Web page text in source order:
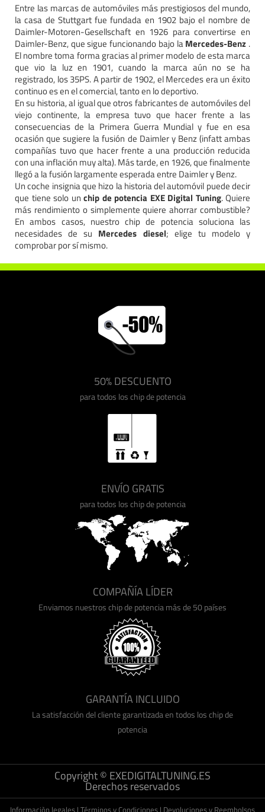
Entre las marcas de automóviles más prestigiosos del mundo,
la casa de Stuttgart fue fundada en 1902 bajo el nombre de
Daimler-Motoren-Gesellschaft en 1926 para convertirse en
Daimler-Benz, que sigue funcionando bajo laMercedes-Benz .
El nombre toma forma gracias al primer modelo de esta marca
que vio la luz en 1901, cuando la marca aún no se ha
registrado, los 35PS. A partir de 1902, el Mercedes era un éxito
continuo es en el comercial, tanto en lo deportivo.
En su historia, al igual que otros fabricantes de automóviles del
viejo continente, la empresa tuvo que hacer frente a las
consecuencias de la Primera Guerra Mundial y fue en esa
ocasión que sugiere la fusión de Daimler y Benz (infatt ambas
compañías tuvo que hacer frente a una producción reducida
con una inflación muy alta). Más tarde, en 1926, que finalmente
llegó a la fusión largamente esperada entre Daimler y Benz.
Un coche insignia que hizo la historia del automóvil puede decir
que tiene solo un chip de potencia EXE Digital Tuning. Quiere
más rendimiento o simplemente quiere ahorrar combustible?
En ambos casos, nuestro chip de potencia soluciona las
necesidades de su Mercedes diesel; elige tu modelo y
comprobar por sí mismo.
50% DESCUENTO
para todos los chip de potencia
ENVÍO GRATIS
para todos los chip de potencia
COMPAÑÍA LÍDER
Enviamos nuestros chip de potencia más de 50 países
GARANTÍA INCLUIDO
La satisfacción del cliente garantizada en todos los chip de
potencia
Copyright © EXEDIGITALTUNING.ES
Derechos reservados
Informaciòn legales | Términos y Condiciones | Devoluciones y Reembolsos